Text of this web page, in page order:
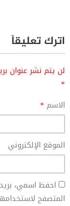
اترك تعليقاً
لن يتم نشر عنوان
*
الاسم *
الموقع الإلكتروني
احفظ اسمي،
المتصفح